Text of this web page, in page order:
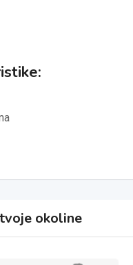
okoline